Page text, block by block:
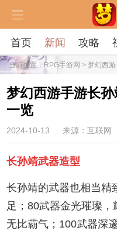
首页 新闻 攻略
当前位置：RPG手游网 > 梦幻西游
梦幻西游手游长
一览
2024-10-13 来源：互联网
长孙靖武器造型
长孙靖的武器也相当精
足；80武器金光璀璨，
无比霸气；100武器深